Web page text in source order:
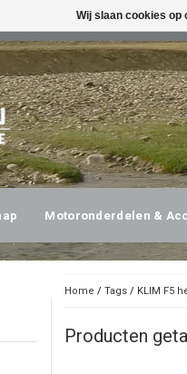
DESKUNDIG
Motoronderdelen &
Home / Tags/ KLIM F5
Producten
Wij slaan cookies op